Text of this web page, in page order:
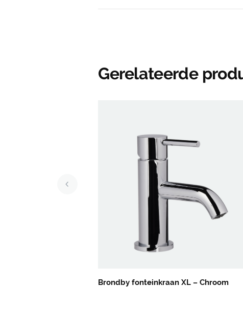
Gerelateerde
Brondby fonteinkraan XL – Chroom